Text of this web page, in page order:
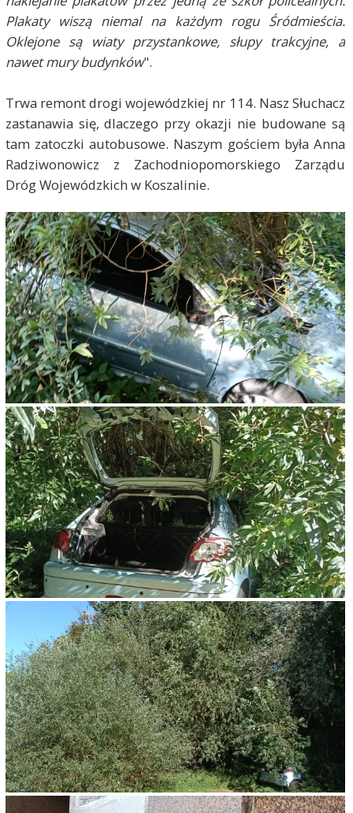
Plakaty wiszą niemal na każdym rogu Śródmieścia.
Oklejone są wiaty przystankowe, słupy trakcyjne, a
nawet mury budynków".
Trwa remont drogi wojewódzkiej nr 114. Nasz Słuchacz
zastanawia się, dlaczego przy okazji nie budowane są
tam zatoczki autobusowe. Naszym gościem była Anna
Radziwonowicz z Zachodniopomorskiego Zarządu
Dróg Wojewódzkich w Koszalinie.